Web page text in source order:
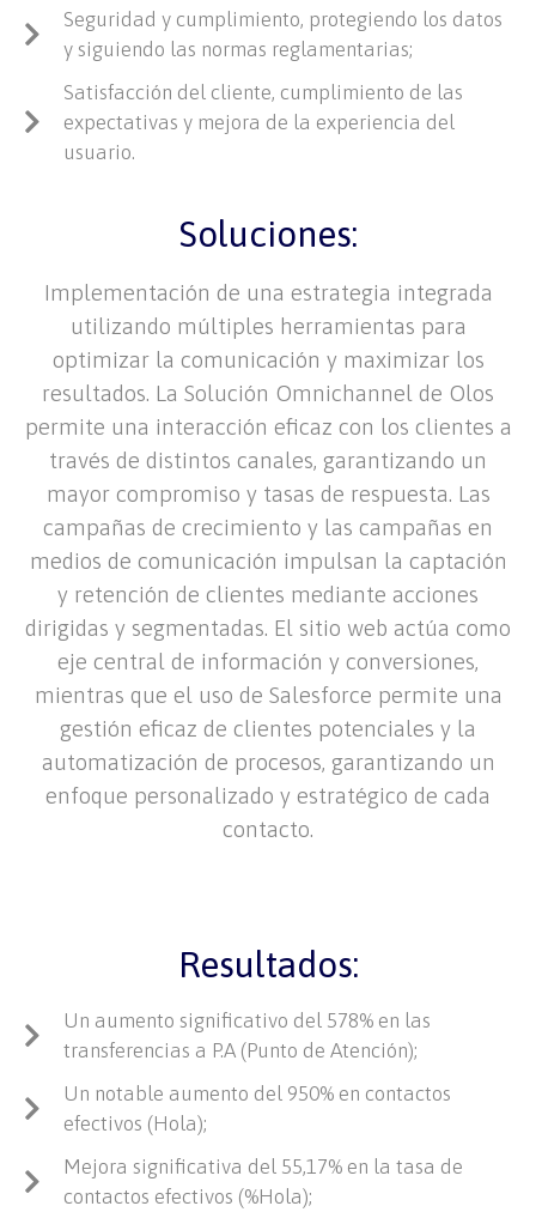
Seguridad y cumplimiento, protegiendo los datos
y siguiendo las normas reglamentarias;
Satisfacción del cliente, cumplimiento de las
expectativas y mejora de la experiencia del
usuario.
Soluciones:
Implementación de una estrategia integrada
utilizando múltiples herramientas para
optimizar la comunicación y maximizar los
resultados. La Solución Omnichannel de Olos
permite una interacción eficaz con los clientes a
través de distintos canales, garantizando un
mayor compromiso y tasas de respuesta. Las
campañas de crecimiento y las campañas en
medios de comunicación impulsan la captación
y retención de clientes mediante acciones
dirigidas y segmentadas. El sitio web actúa como
eje central de información y conversiones,
mientras que el uso de Salesforce permite una
gestión eficaz de clientes potenciales y la
automatización de procesos, garantizando un
enfoque personalizado y estratégico de cada
contacto.
Resultados:
Un aumento significativo del 578% en las
transferencias a P.A (Punto de Atención);
Un notable aumento del 950% en contactos
efectivos (Hola);
Mejora significativa del 55,17% en la tasa de
contactos efectivos (%Hola);